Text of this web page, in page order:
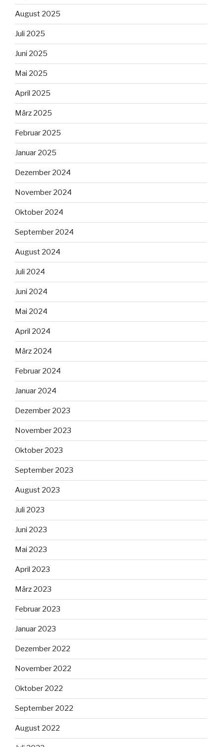
August 2025
Juli 2025
Juni 2025
Mai 2025
April 2025
März 2025
Februar 2025
Januar 2025
Dezember 2024
November 2024
Oktober 2024
September 2024
August 2024
Juli 2024
Juni 2024
Mai 2024
April 2024
März 2024
Februar 2024
Januar 2024
Dezember 2023
November 2023
Oktober 2023
September 2023
August 2023
Juli 2023
Juni 2023
Mai 2023
April 2023
März 2023
Februar 2023
Januar 2023
Dezember 2022
November 2022
Oktober 2022
September 2022
August 2022